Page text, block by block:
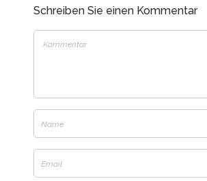
Schreiben Sie einen Kommentar